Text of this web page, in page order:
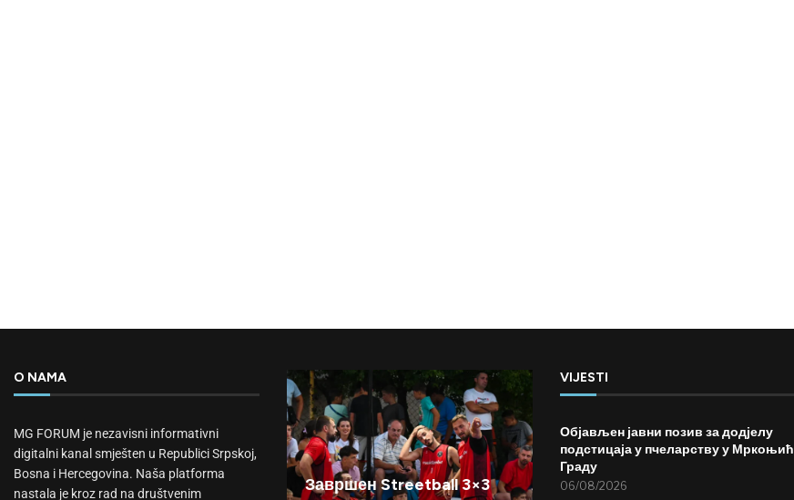
O NAMA
MG FORUM je nezavisni informativni
digitalni kanal smješten u Republici Srpskoj,
Bosna i Hercegovina. Naša platforma
nastala je kroz rad na društvenim
Завршен Streetball 3×3
VIJESTI
Објављен јавни позив за додјелу
подстицаја у пчеларству у Мркоњић
Граду
06/08/2026